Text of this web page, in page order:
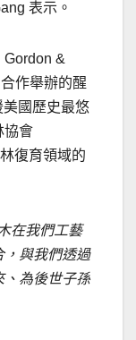
表示。
&
作舉辦的醒
國歷史最悠
協會
復育領域的
在我們工藝
，與我們透過
、為後世子孫